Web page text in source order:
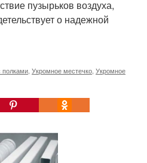
пузырьков воздуха,
о надежной
полками Укромное местечко Укромное